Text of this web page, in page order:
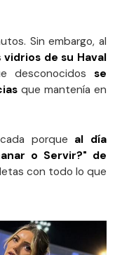
Sin embargo, al
vidrios de su Haval
desconocidos se
que mantenía en
porque al día
o Servir?" de
con todo lo que